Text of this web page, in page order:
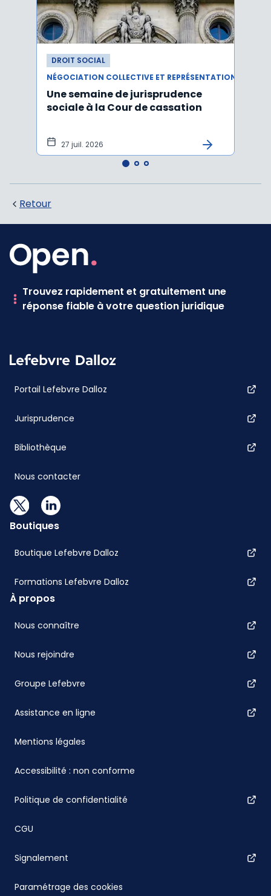
DROIT SOCIAL
Une semaine de jurisprudence
sociale à la Cour de cassation
27 juil. 2026
Retour
Trouvez rapidement et gratuitement une
réponse fiable à votre question juridique
Portail Lefebvre Dalloz
Jurisprudence
Bibliothèque
Nous contacter
Boutiques
Boutique Lefebvre Dalloz
Formations Lefebvre Dalloz
À propos
Nous connaître
Nous rejoindre
Groupe Lefebvre
Assistance en ligne
Mentions légales
Accessibilité : non conforme
Politique de confidentialité
CGU
Signalement
Paramétrage des cookies